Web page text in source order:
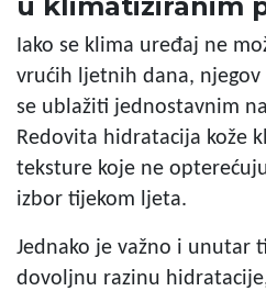
Iako se klima uređaj ne
vrućih ljetnih dana, njegov
se ublažiti jednostavnim
Redovita hidratacija kože
teksture koje ne
izbor tijekom ljeta.
Jednako je važno i unutar
dovoljnu razinu